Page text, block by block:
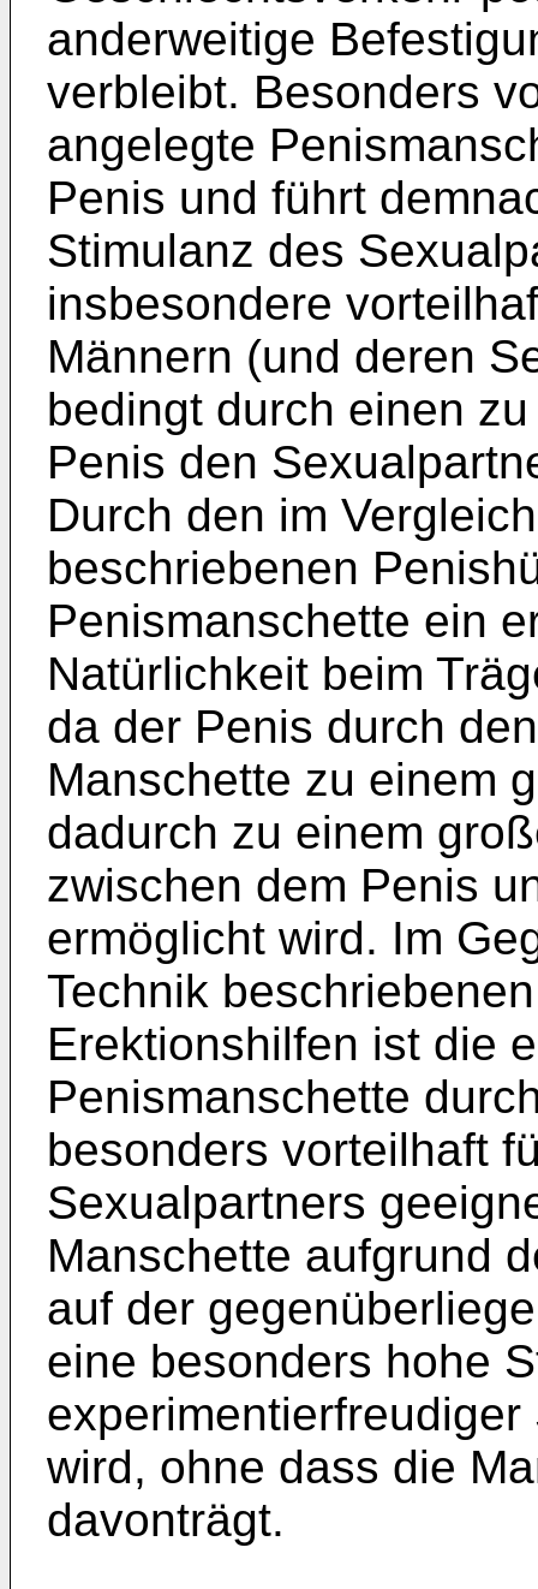
anderweitige
verbleibt. Besonders
angelegte
Penis und führt
Stimulanz des
insbesondere
Männern (und deren
bedingt durch einen
Penis den
Durch den im
beschriebenen
Penismanschette ein
Natürlichkeit beim
da der Penis durch
Manschette zu einem
dadurch zu einem
zwischen dem Penis
ermöglicht wird. Im
Technik
Erektionshilfen ist die
Penismanschette
besonders vorteilhaft
Sexualpartners
Manschette aufgrund
auf der
eine besonders hohe
wird, ohne dass die
davonträgt.